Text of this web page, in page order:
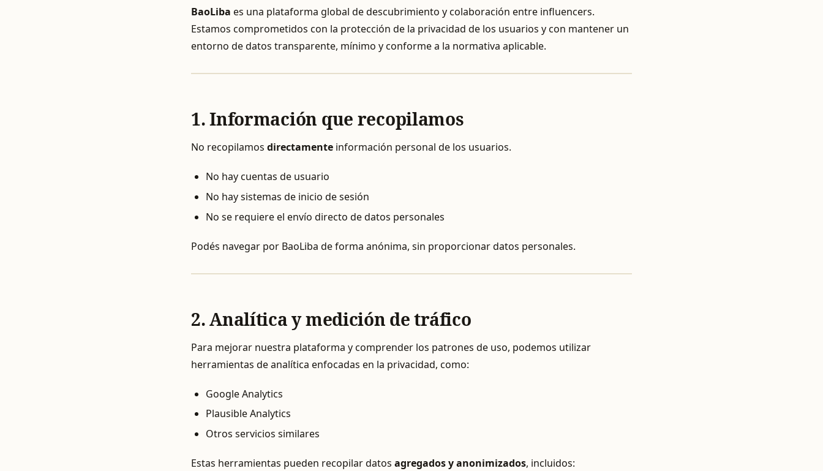
BaoLiba es una plataforma global de descubrimiento y colaboración entre influencers.
Estamos comprometidos con la protección de la privacidad de los usuarios y con mantener un
entorno de datos transparente, mínimo y conforme a la normativa aplicable.
1. Información que recopilamos
No recopilamos directamente información personal de los usuarios.
No hay cuentas de usuario
No hay sistemas de inicio de sesión
No se requiere el envío directo de datos personales
Podés navegar por BaoLiba de forma anónima, sin proporcionar datos personales.
2. Analítica y medición de tráfico
Para mejorar nuestra plataforma y comprender los patrones de uso, podemos utilizar
herramientas de analítica enfocadas en la privacidad, como:
Google Analytics
Plausible Analytics
Otros servicios similares
Estas herramientas pueden recopilar datos agregados y anonimizados, incluidos: